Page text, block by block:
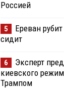
Россией
5
Ереван
сидит
6
Эксперт
киевского
Трампом